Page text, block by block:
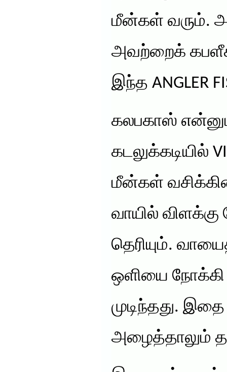
மீன்கள் வரும்.
அவற்றைக்
இந்த ANGLER
கலபகாஸ்
கடலுக்கடியில்
மீன்கள்
வாயில்
தெரியும்.
ஒளியை
முடிந்தது.
அழைத்தாலும்